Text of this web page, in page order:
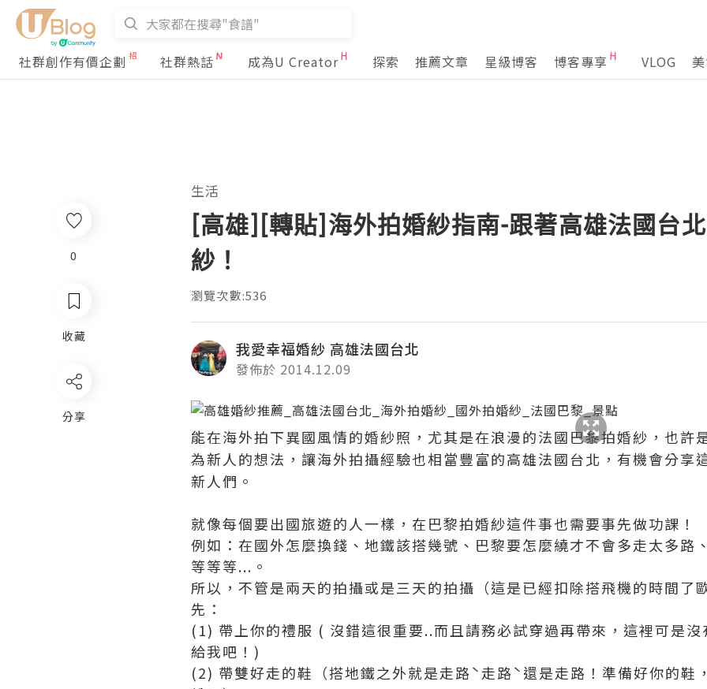
社群創作有價企劃 社群熱話 成為U Creator 探索 推薦文章 星級博客 博客專享 VLOG
0
收藏
分享
生活
[高雄][轉貼]海外拍婚紗指南-跟著高雄法國台
紗！
瀏覽次數:536
我愛幸福婚紗 高雄法國台北
發佈於 2014.12.09
能在海外拍下異國風情的婚紗照，尤其是在浪漫的法國巴黎拍婚紗，也許
為新人的想法，讓海外拍攝經驗也相當豐富的高雄法國台北，有機會分享
新人們。
就像每個要出國旅遊的人一樣，在巴黎拍婚紗這件事也需要事先做功課！
例如：在國外怎麼換錢、地鐵該搭幾號、巴黎要怎麼繞才不會多走太多路
等等等...。
所以，不管是兩天的拍攝或是三天的拍攝（這是已經扣除搭飛機的時間了
先：
(1) 帶上你的禮服 ( 沒錯這很重要..而且請務必試穿過再帶來，這裡可是
給我吧！)
(2) 帶雙好走的鞋（搭地鐵之外就是走路ˋ走路ˋ還是走路！準備好你的鞋